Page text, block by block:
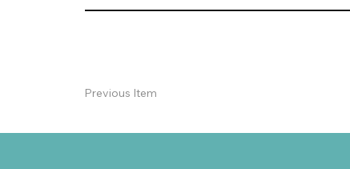
Previous Item